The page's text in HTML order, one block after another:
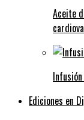
Aceite
Ediciones en